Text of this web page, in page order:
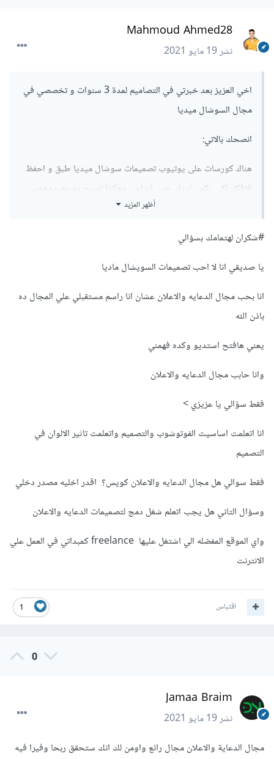
Mahmoud Ahmed28
نشر19 مايو 2021
اخي العزيز بعد خبرتي في التصاميم لمدة 3 سنوات و تخصصي في
مجال السوشال ميديا
انصحك بالاتي:
هناك كورسات على يوتيوب تصميمات سوشال ميديا طبق و احفظ
الافكار لكي يكون لديك حس ابداعي وهكذا تصبح مصمم موهوب
شكرا لك
أظهر المزيد
#شكران لهتمامك بسؤالي
يا صديقي انا لا احب تصميمات السويشال ماديا
انا بحب مجال الدعايه والاعلان عشان انا راسم مستقبلي علي المجال ده
باذن الله
يعني هافتح استديو وكده فهمني
وانا حابب مجال الدعايه والاعلان
فقط سؤالي يا عزيزي >
انا اتعلمت اساسيت الفوتوشوب والتصميم واتعلمت تاثير الالوان في
التصميم
فقط سوالي هل مجال الدعايه والاعلان كويس؟ اقدر اخليه مصدر دخلي
وسؤال التاني هل يجب اتعلم شغل دمج لتصميمات الدعايه والاعلان
واي الموقع المفضله الي اشتغل عليها freelance كمبداتي في العمل علي
الانترنت
1 اقتباس
0
Jamaa Braim
نشر19 مايو 2021
مجال الدعاية والاعلان مجال رائع واومن لك انك ستحقق ربحا وفيرا فيه